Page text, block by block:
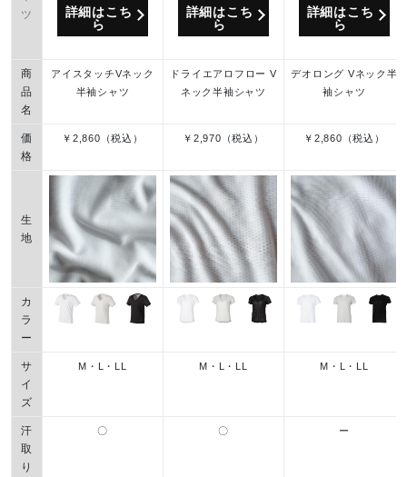
ツ
詳細はこち
ら
詳細はこち
ら
詳細はこち
ら
商
品
名
アイスタッチVネック
半袖シャツ
ドライエアロフロー V
ネック半袖シャツ
デオロング Vネック半
袖シャツ
価
格
￥2,860（税込） ￥2,970（税込） ￥2,860（税込）
生
地
カ
ラ
ー
サ
イ
ズ
M・L・LL M・L・LL M・L・LL
汗
取
り
〇 〇 ー